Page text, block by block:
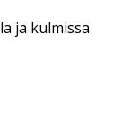
ja kulmissa